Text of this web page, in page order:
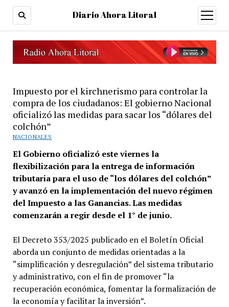
Diario Ahora Litoral
open
menu
Impuesto por el kirchnerismo para controlar la
compra de los ciudadanos: El gobierno Nacional
oficializó las medidas para sacar los “dólares del
colchón”
NACIONALES
El Gobierno oficializó este viernes la
flexibilización para la entrega de información
tributaria para el uso de “los dólares del colchón”
y avanzó en la implementación del nuevo régimen
del Impuesto a las Ganancias. Las medidas
comenzarán a regir desde el 1° de junio.
El Decreto 353/2025 publicado en el Boletín Oficial
aborda un conjunto de medidas orientadas a la
“simplificación y desregulación” del sistema tributario
y administrativo, con el fin de promover “la
recuperación económica, fomentar la formalización de
la economía y facilitar la inversión”.